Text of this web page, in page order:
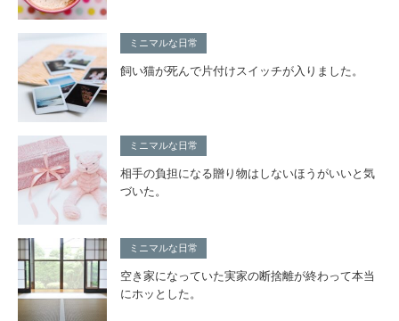
ミニマルな日常
飼い猫が死んで片付けスイッチが入りました。
ミニマルな日常
相手の負担になる贈り物はしないほうがいいと気
づいた。
ミニマルな日常
空き家になっていた実家の断捨離が終わって本当
にホッとした。